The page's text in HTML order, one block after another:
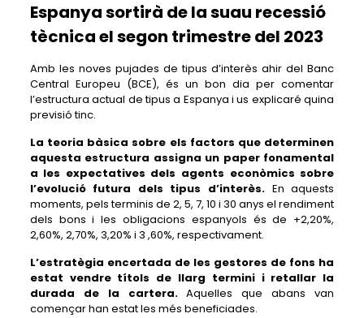
Espanya sortirà de la suau recessió
tècnica el segon trimestre del 2023
Amb les noves pujades de tipus d’interès ahir del Banc
Central Europeu (BCE), és un bon dia per comentar
l’estructura actual de tipus a Espanya i us explicaré quina
previsió tinc.
La teoria bàsica sobre els factors que determinen
aquesta estructura assigna un paper fonamental
a les expectatives dels agents econòmics sobre
l’evolució futura dels tipus d’interès. En aquests
moments, pels terminis de 2, 5, 7, 10 i 30 anys el rendiment
dels bons i les obligacions espanyols és de +2,20%,
2,60%, 2,70%, 3,20% i 3 ,60%, respectivament.
L’estratègia encertada de les gestores de fons ha
estat vendre títols de llarg termini i retallar la
durada de la cartera.Aquelles que abans van
començar han estat les més beneficiades.